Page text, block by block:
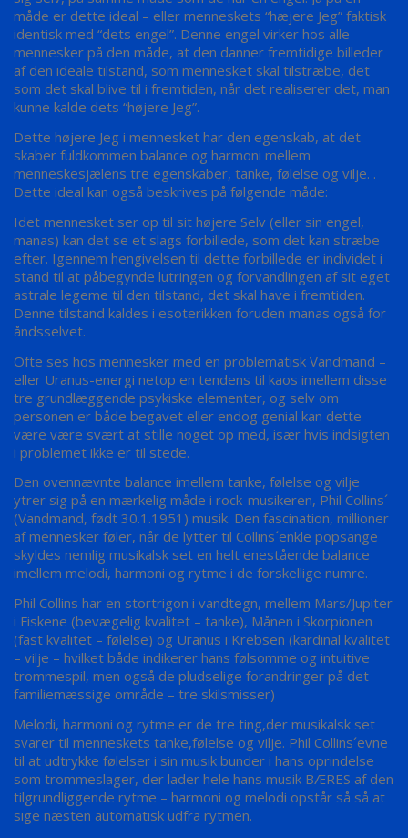
måde er dette ideal – eller menneskets “hæjere Jeg” faktisk
identisk med “dets engel”. Denne engel virker hos alle
mennesker på den måde, at den danner fremtidige billeder
af den ideale tilstand, som mennesket skal tilstræbe, det
som det skal blive til i fremtiden, når det realiserer det, man
kunne kalde dets “højere Jeg”.
Dette højere Jeg i mennesket har den egenskab, at det
skaber fuldkommen balance og harmoni mellem
menneskesjælens tre egenskaber, tanke, følelse og vilje. .
Dette ideal kan også beskrives på følgende måde:
Idet mennesket ser op til sit højere Selv (eller sin engel,
manas) kan det se et slags forbillede, som det kan stræbe
efter. Igennem hengivelsen til dette forbillede er individet i
stand til at påbegynde lutringen og forvandlingen af sit eget
astrale legeme til den tilstand, det skal have i fremtiden.
Denne tilstand kaldes i esoterikken foruden manas også for
åndsselvet.
Ofte ses hos mennesker med en problematisk Vandmand –
eller Uranus-energi netop en tendens til kaos imellem disse
tre grundlæggende psykiske elementer, og selv om
personen er både begavet eller endog genial kan dette
være være svært at stille noget op med, især hvis indsigten
i problemet ikke er til stede.
Den ovennævnte balance imellem tanke, følelse og vilje
ytrer sig på en mærkelig måde i rock-musikeren, Phil Collins´
(Vandmand, født 30.1.1951) musik. Den fascination, millioner
af mennesker føler, når de lytter til Collins´enkle popsange
skyldes nemlig musikalsk set en helt enestående balance
imellem melodi, harmoni og rytme i de forskellige numre.
Phil Collins har en stortrigon i vandtegn, mellem Mars/Jupiter
i Fiskene (bevægelig kvalitet – tanke), Månen i Skorpionen
(fast kvalitet – følelse) og Uranus i Krebsen (kardinal kvalitet
– vilje – hvilket både indikerer hans følsomme og intuitive
trommespil, men også de pludselige forandringer på det
familiemæssige område – tre skilsmisser)
Melodi, harmoni og rytme er de tre ting,der musikalsk set
svarer til menneskets tanke,følelse og vilje. Phil Collins´evne
til at udtrykke følelser i sin musik bunder i hans oprindelse
som trommeslager, der lader hele hans musik BÆRES af den
tilgrundliggende rytme – harmoni og melodi opstår så så at
sige næsten automatisk udfra rytmen.